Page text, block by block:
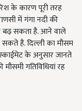
के कारण पूरी तरह
में गंगा नदी की
बढ़ सकता है. आने वाले
है. दिल्ली का मौसम
के अनुसार जानते
गतिविधियां रह